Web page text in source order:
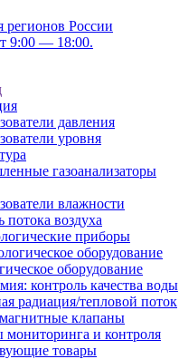
регионов России
9:00 — 18:00.
давления
уровня
газоанализаторы
влажности
потока воздуха
приборы
оборудование
оборудование
контроль качества воды
радиация/тепловой поток
клапаны
мониторинга и контроля
товары